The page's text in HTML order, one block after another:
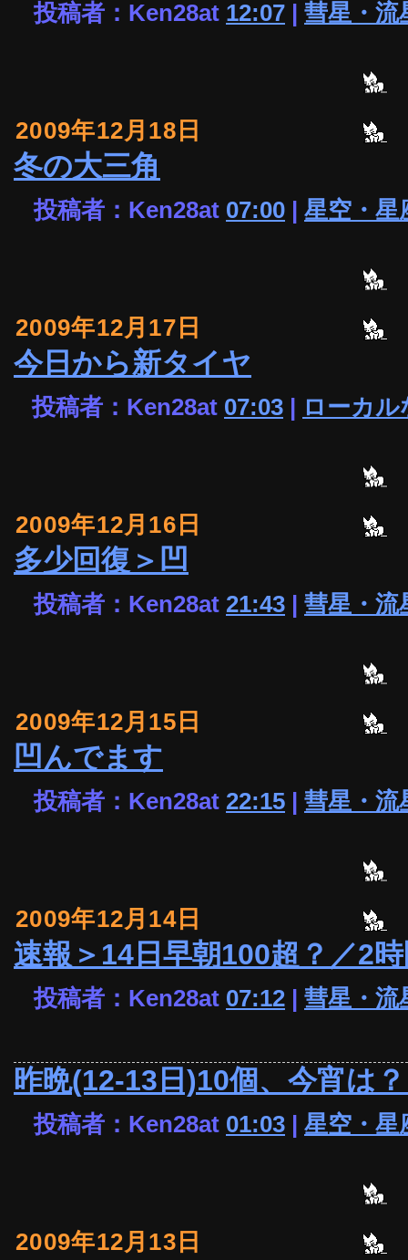
投稿者：Ken28at 12:07 | 彗星・流
2009年12月18日
冬の大三角
投稿者：Ken28at 07:00 | 星空・星
2009年12月17日
今日から新タイヤ
投稿者：Ken28at 07:03 | ローカル
2009年12月16日
多少回復＞凹
投稿者：Ken28at 21:43 | 彗星・流
2009年12月15日
凹んでます
投稿者：Ken28at 22:15 | 彗星・流
2009年12月14日
速報＞14日早朝100超？／2
投稿者：Ken28at 07:12 | 彗星・流
昨晩(12-13日)10個、今宵は
投稿者：Ken28at 01:03 | 星空・星
2009年12月13日